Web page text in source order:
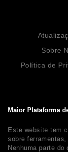
Maior Plataforma
Este website tem
sobre
Nenhuma parte
Sobre
Política de